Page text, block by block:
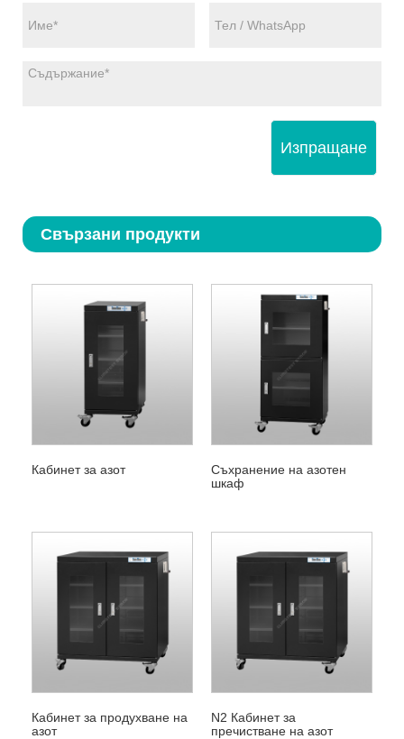
Изпращане
Свързани продукти
Кабинет за азот
Съхранение на азотен
шкаф
Кабинет за продухване на
азот
N2 Кабинет за
пречистване на азот